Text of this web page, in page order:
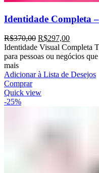
Identidade Completa
R$370,00 R$297,00
Identidade Visual Completa
para pessoas ou negócios
mais
Adicionar à Lista de Desejos
Comprar
Quick view
-25%